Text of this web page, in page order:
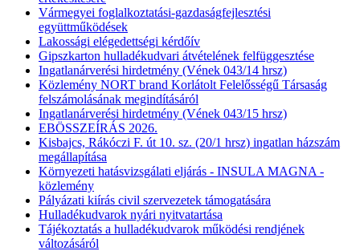
Vármegyei foglalkoztatási-gazdaságfejlesztési
együttműködések
Lakossági elégedettségi kérdőív
Gipszkarton hulladékudvari átvételének felfüggesztése
Ingatlanárverési hirdetmény (Vének 043/14 hrsz)
Közlemény NORT brand Korlátolt Felelősségű Társaság
felszámolásának megindításáról
Ingatlanárverési hirdetmény (Vének 043/15 hrsz)
EBÖSSZEÍRÁS 2026.
Kisbajcs, Rákóczi F. út 10. sz. (20/1 hrsz) ingatlan házszám
megállapítása
Környezeti hatásvizsgálati eljárás - INSULA MAGNA -
közlemény
Pályázati kiírás civil szervezetek támogatására
Hulladékudvarok nyári nyitvatartása
Tájékoztatás a hulladékudvarok működési rendjének
változásáról